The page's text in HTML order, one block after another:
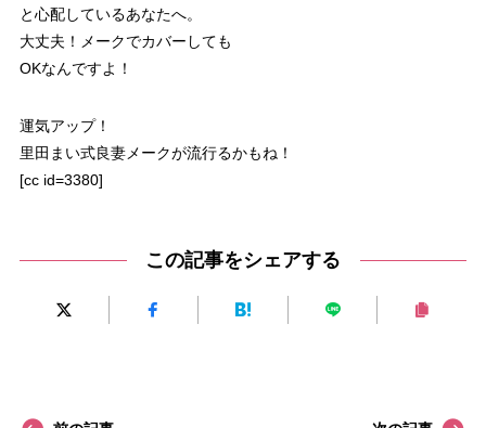
と心配しているあなたへ。
大丈夫！メークでカバーしても
OKなんですよ！
運気アップ！
里田まい式良妻メークが流行るかもね！
[cc id=3380]
この記事をシェアする